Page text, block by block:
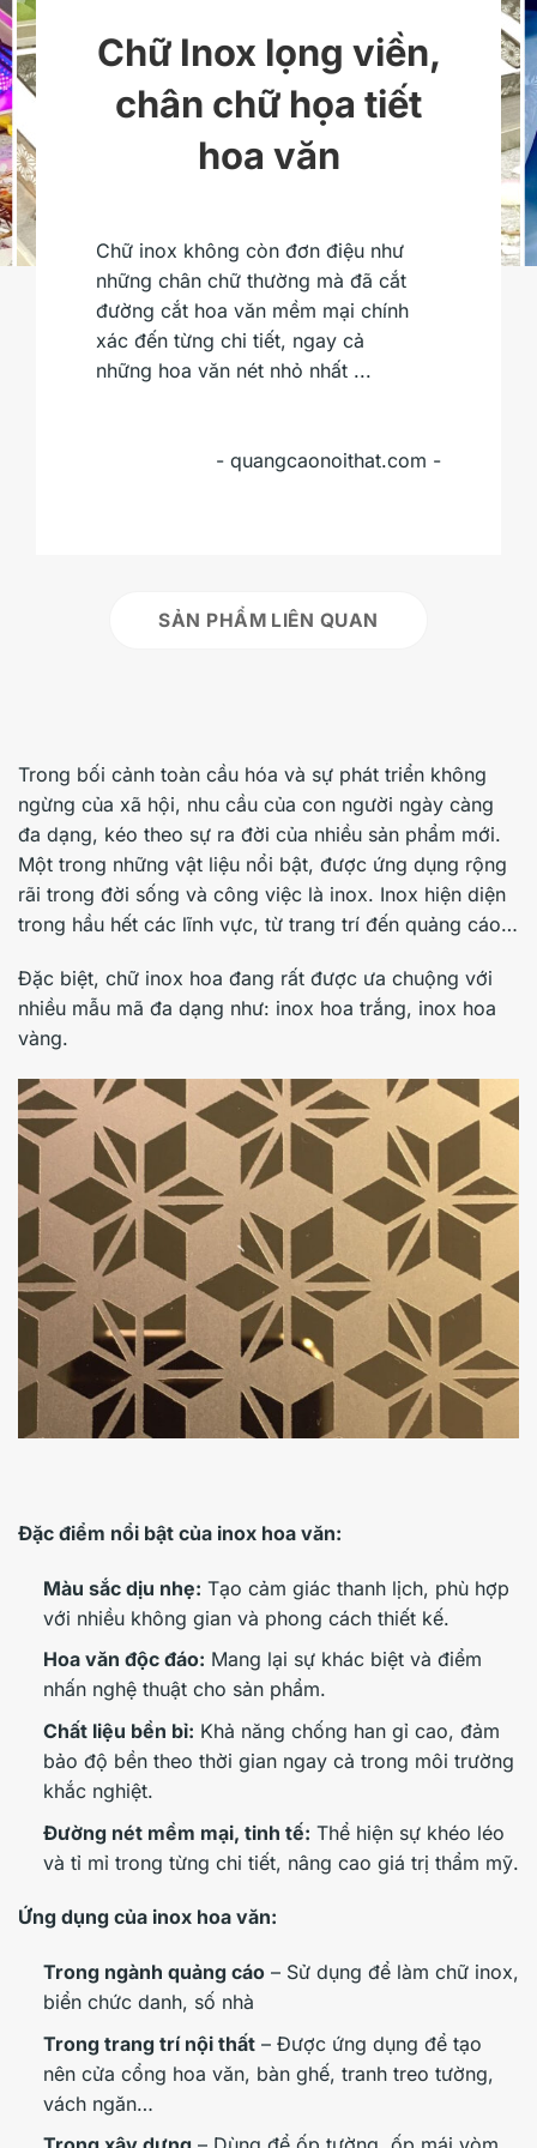
Chữ Inox lọng viền,
chân chữ họa tiết
hoa văn
Chữ inox không còn đơn điệu như
những chân chữ thường mà đã cắt
đường cắt hoa văn mềm mại chính
xác đến từng chi tiết, ngay cả
những hoa văn nét nhỏ nhất ...
- quangcaonoithat.com -
SẢN PHẨM LIÊN QUAN
Trong bối cảnh toàn cầu hóa và sự phát triển không
ngừng của xã hội, nhu cầu của con người ngày càng
đa dạng, kéo theo sự ra đời của nhiều sản phẩm mới.
Một trong những vật liệu nổi bật, được ứng dụng rộng
rãi trong đời sống và công việc là inox. Inox hiện diện
trong hầu hết các lĩnh vực, từ trang trí đến quảng cáo…
Đặc biệt, chữ inox hoa đang rất được ưa chuộng với
nhiều mẫu mã đa dạng như: inox hoa trắng, inox hoa
vàng.
Đặc điểm nổi bật của inox hoa văn:
Màu sắc dịu nhẹ: Tạo cảm giác thanh lịch, phù hợp
với nhiều không gian và phong cách thiết kế.
Hoa văn độc đáo: Mang lại sự khác biệt và điểm
nhấn nghệ thuật cho sản phẩm.
Chất liệu bền bỉ: Khả năng chống han gỉ cao, đảm
bảo độ bền theo thời gian ngay cả trong môi trường
khắc nghiệt.
Đường nét mềm mại, tinh tế: Thể hiện sự khéo léo
và tỉ mỉ trong từng chi tiết, nâng cao giá trị thẩm mỹ.
Ứng dụng của inox hoa văn:
Trong ngành quảng cáo– Sử dụng để làm chữ inox,
biển chức danh, số nhà
Trong trang trí nội thất– Được ứng dụng để tạo
nên cửa cổng hoa văn, bàn ghế, tranh treo tường,
vách ngăn…